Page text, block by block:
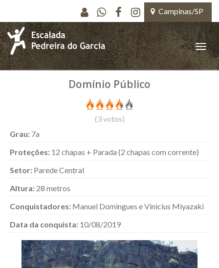
Pular para o conteúdo principal
Campinas/SP
Toggle
Domínio Público
(3votos)
Grau: 7a
Proteções: 12 chapas + Parada (2 chapas com corrente)
Setor: Parede Central
Altura: 28 metros
Conquistadores: Manuel Domingues e Vinicius Miyazaki
Data da conquista: 10/08/2019